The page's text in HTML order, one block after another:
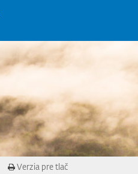
Verzia pre tlač